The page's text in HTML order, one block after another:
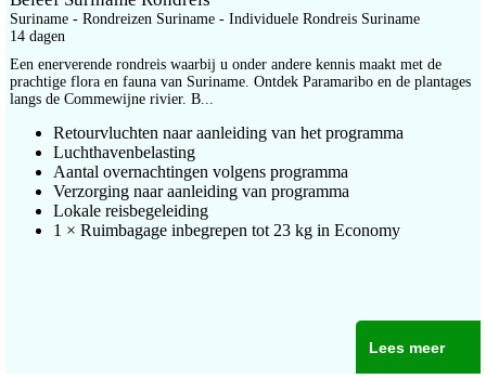
Suriname - Rondreizen Suriname - Individuele Rondreis Suriname
14 dagen
Een enerverende rondreis waarbij u onder andere kennis maakt met de
prachtige flora en fauna van Suriname. Ontdek Paramaribo en de plantages
langs de Commewijne rivier. B...
Retourvluchten naar aanleiding van het programma
Luchthavenbelasting
Aantal overnachtingen volgens programma
Verzorging naar aanleiding van programma
Lokale reisbegeleiding
1 × Ruimbagage inbegrepen tot 23 kg in Economy
Lees meer